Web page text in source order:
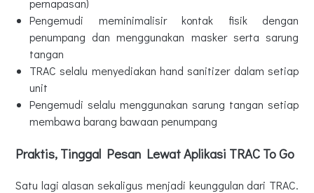
pernapasan)
Pengemudi meminimalisir kontak fisik dengan
penumpang dan menggunakan masker serta sarung
tangan
TRAC selalu menyediakan hand sanitizer dalam setiap
unit
Pengemudi selalu menggunakan sarung tangan setiap
membawa barang bawaan penumpang
Praktis, Tinggal Pesan Lewat Aplikasi TRAC To Go
Satu lagi alasan sekaligus menjadi keunggulan dari TRAC.